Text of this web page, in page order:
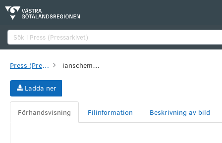
Press (Pressarkivet) ianschemper_GNM_elefanten.png
Ladda ner
Förhandsvisning Filinformation Beskrivning av bild